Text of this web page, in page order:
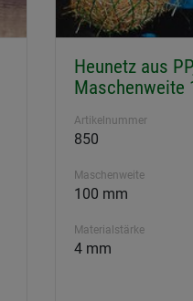
Heunetz aus
Maschenweite
Artikelnummer
850
Maschenweite
100 mm
Materialstärke
4 mm